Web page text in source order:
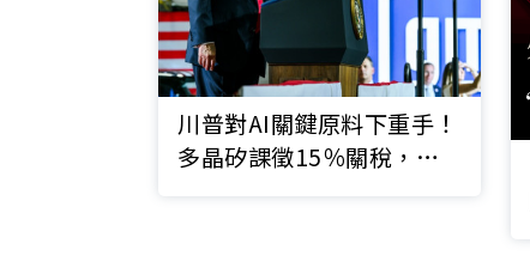
川普對AI關鍵原料下重手！
多晶矽課徵15％關稅，台